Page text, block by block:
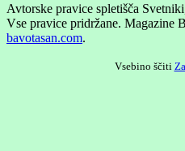
Avtorske pravice spletišča
Vse pravice pridržane. Magazine
bavotasan.com.
Vsebino ščiti